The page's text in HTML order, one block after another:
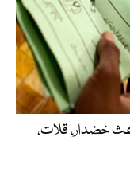
خضدار، قلات،